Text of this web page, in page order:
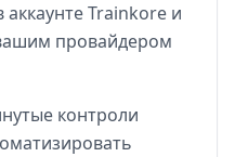
аккаунте Trainkore и
провайдером
контроли